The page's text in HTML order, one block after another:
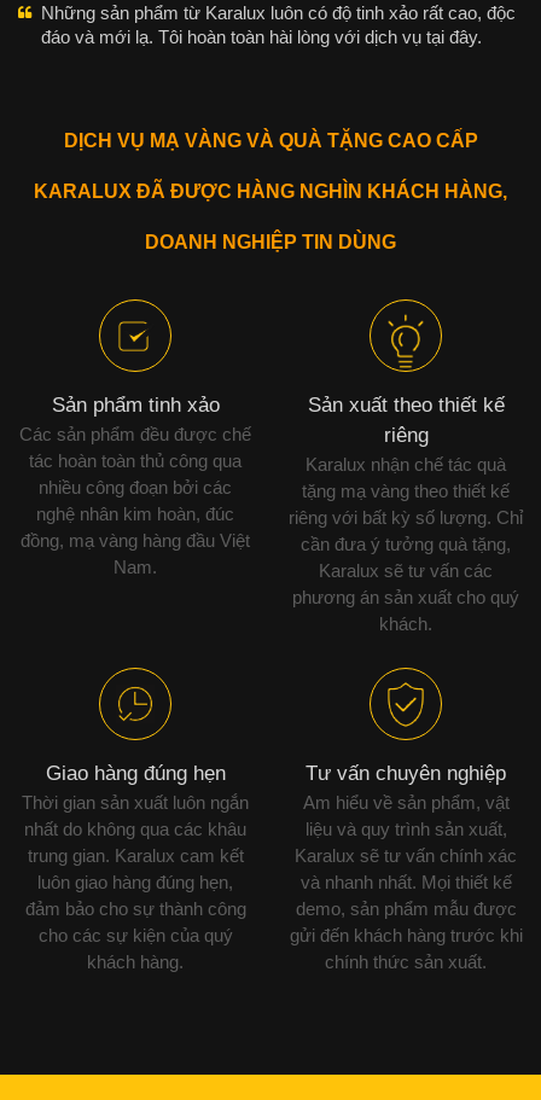
Những sản phẩm từ Karalux luôn có độ tinh xảo rất cao, độc
đáo và mới lạ. Tôi hoàn toàn hài lòng với dịch vụ tại đây.
DỊCH VỤ MẠ VÀNG VÀ QUÀ TẶNG CAO CẤP
KARALUX ĐÃ ĐƯỢC HÀNG NGHÌN KHÁCH HÀNG,
DOANH NGHIỆP TIN DÙNG
Sản phẩm tinh xảo
Các sản phẩm đều được chế
tác hoàn toàn thủ công qua
nhiều công đoạn bởi các
nghệ nhân kim hoàn, đúc
đồng, mạ vàng hàng đầu Việt
Nam.
Sản xuất theo thiết kế
riêng
Karalux nhận chế tác quà
tặng mạ vàng theo thiết kế
riêng với bất kỳ số lượng. Chỉ
cần đưa ý tưởng quà tặng,
Karalux sẽ tư vấn các
phương án sản xuất cho quý
khách.
Giao hàng đúng hẹn
Thời gian sản xuất luôn ngắn
nhất do không qua các khâu
trung gian. Karalux cam kết
luôn giao hàng đúng hẹn,
đảm bảo cho sự thành công
cho các sự kiện của quý
khách hàng.
Tư vấn chuyên nghiệp
Am hiểu về sản phẩm, vật
liệu và quy trình sản xuất,
Karalux sẽ tư vấn chính xác
và nhanh nhất. Mọi thiết kế
demo, sản phẩm mẫu được
gửi đến khách hàng trước khi
chính thức sản xuất.